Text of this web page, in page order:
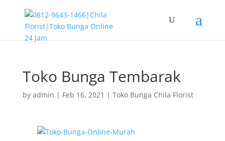
Toko Bunga Tembarak
by admin | Feb 16, 2021 | Toko Bunga Chila Florist